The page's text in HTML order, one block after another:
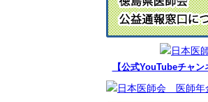
【公式YouTubeチャン